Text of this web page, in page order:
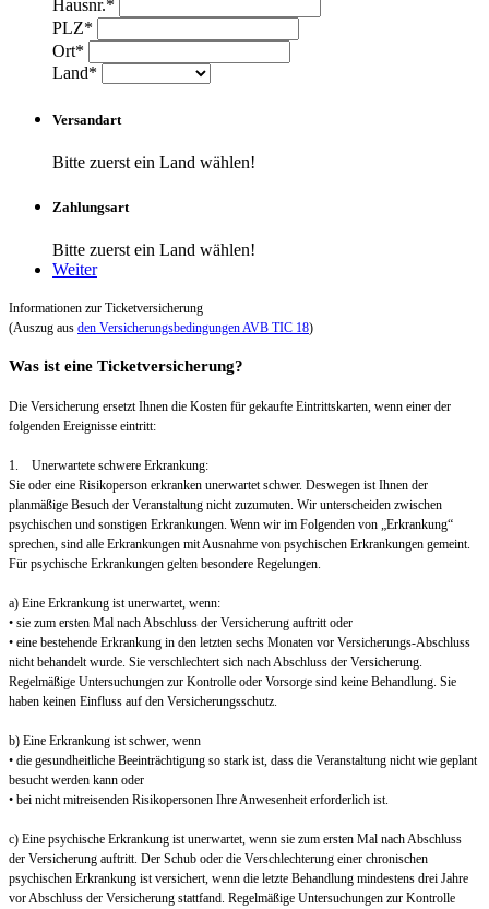
Hausnr.*
PLZ*
Ort*
Land*
Versandart
Bitte zuerst ein Land wählen!
Zahlungsart
Bitte zuerst ein Land wählen!
Weiter
Informationen zur Ticketversicherung
(Auszug aus den Versicherungsbedingungen AVB TIC 18)
Was ist eine Ticketversicherung?
Die Versicherung ersetzt Ihnen die Kosten für gekaufte Eintrittskarten, wenn einer der
folgenden Ereignisse eintritt:
1. Unerwartete schwere Erkrankung:
Sie oder eine Risikoperson erkranken unerwartet schwer. Deswegen ist Ihnen der
planmäßige Besuch der Veranstaltung nicht zuzumuten. Wir unterscheiden zwischen
psychischen und sonstigen Erkrankungen. Wenn wir im Folgenden von „Erkrankung“
sprechen, sind alle Erkrankungen mit Ausnahme von psychischen Erkrankungen gemeint.
Für psychische Erkrankungen gelten besondere Regelungen.
a) Eine Erkrankung ist unerwartet, wenn:
• sie zum ersten Mal nach Abschluss der Versicherung auftritt oder
• eine bestehende Erkrankung in den letzten sechs Monaten vor Versicherungs-Abschluss
nicht behandelt wurde. Sie verschlechtert sich nach Abschluss der Versicherung.
Regelmäßige Untersuchungen zur Kontrolle oder Vorsorge sind keine Behandlung. Sie
haben keinen Einfluss auf den Versicherungsschutz.
b) Eine Erkrankung ist schwer, wenn
• die gesundheitliche Beeinträchtigung so stark ist, dass die Veranstaltung nicht wie geplant
besucht werden kann oder
• bei nicht mitreisenden Risikopersonen Ihre Anwesenheit erforderlich ist.
c) Eine psychische Erkrankung ist unerwartet, wenn sie zum ersten Mal nach Abschluss
der Versicherung auftritt. Der Schub oder die Verschlechterung einer chronischen
psychischen Erkrankung ist versichert, wenn die letzte Behandlung mindestens drei Jahre
vor Abschluss der Versicherung stattfand. Regelmäßige Untersuchungen zur Kontrolle